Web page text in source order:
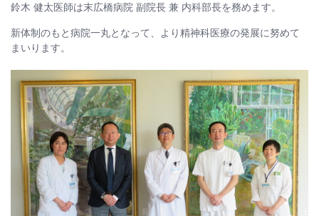
鈴木 健太医師は末広橋病院 副院長 兼 内科部長を務めます。
新体制のもと病院一丸となって、より精神科医療の発展に努めて
まいります。